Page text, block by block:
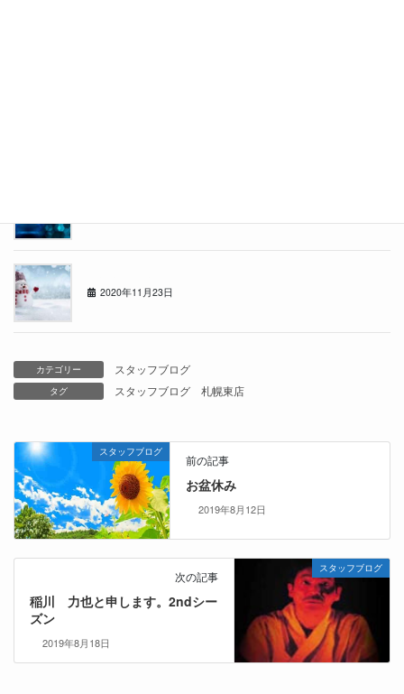
2020年11月23日
カテゴリー スタッフブログ
タグ スタッフブログ 札幌東店
スタッフブログ
前の記事
お盆休み
2019年8月12日
スタッフブログ
次の記事
稲川 力也と申します。2ndシー
ズン
2019年8月18日